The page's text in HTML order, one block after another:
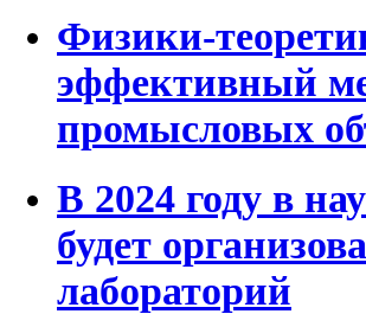
Физики-
эффективный
промысловых
В 2024 году в
будет
лабораторий